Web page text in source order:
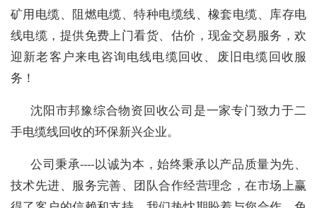
矿用电缆、阻燃电缆、特种电缆线、橡套电缆、库存电
线电缆，提供免费上门看货、估价，现金交易服务，欢
迎新老客户来电咨询电线电缆回收、废旧电缆回收服
务！
沈阳市邦豫综合物资回收公司是一家专门致力于二
手电缆线回收的环保新兴企业。
公司秉承----以诚为本，始终秉承以产品质量为先、
技术先进、服务完善、团队合作经营理念，在市场上赢